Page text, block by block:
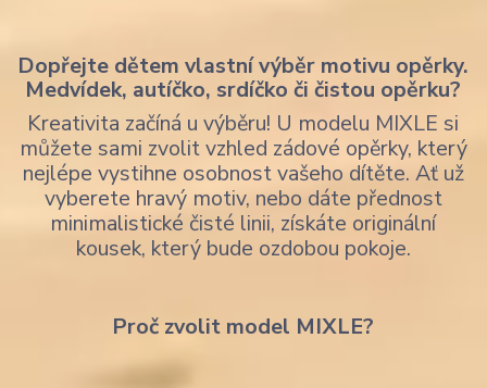
Dopřejte dětem vlastní výběr motivu opěrky.
Medvídek, autíčko, srdíčko či čistou opěrku?
Kreativita začíná u výběru! U modelu MIXLE si
můžete sami zvolit vzhled zádové opěrky, který
nejlépe vystihne osobnost vašeho dítěte. Ať už
vyberete hravý motiv, nebo dáte přednost
minimalistické čisté linii, získáte originální
kousek, který bude ozdobou pokoje.
Proč zvolit model MIXLE?